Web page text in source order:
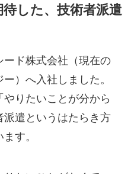
した、技術者派遣
ド株式会社（現在の
）へ入社しました。
りたいことが分から
遣というはたらき方
す。